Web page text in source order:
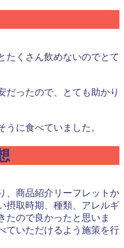
たくさん飲めないのでとて
だったので、とても助かり
に食べていました。
、商品紹介リーフレットか
摂取時期、種類、アレルギ
たので良かったと思いま
ていただけるよう施策を行